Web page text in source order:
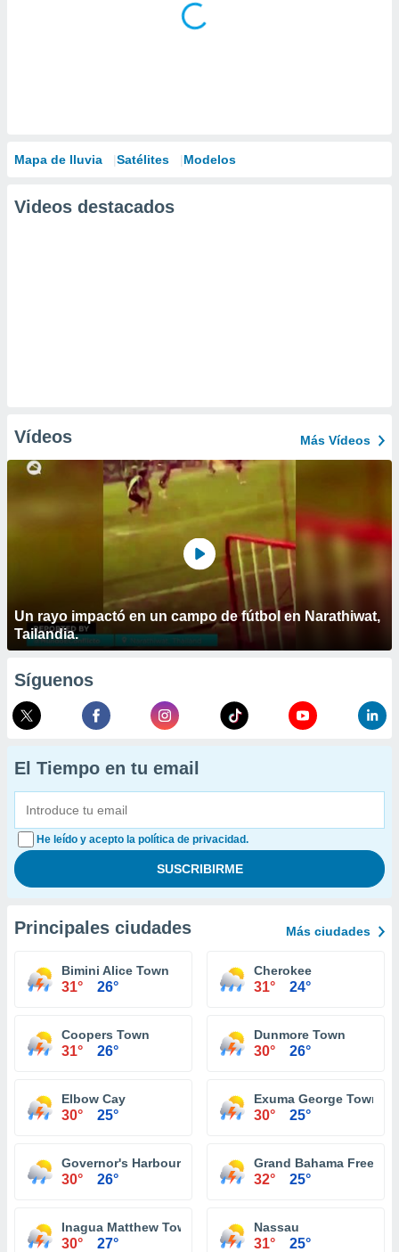
Mapa de lluvia Satélites Modelos
Videos destacados
Vídeos Más Vídeos
Un rayo impactó en un campo de fútbol en Narathiwat,
Tailandia.
Síguenos
El Tiempo en tu email
He leído y acepto la política de privacidad.
Principales ciudades Más ciudades
Bimini Alice Town
31° 26°
Cherokee
31° 24°
Coopers Town
31° 26°
Dunmore Town
30° 26°
Elbow Cay
30° 25°
Exuma George Town
30° 25°
Governor's Harbour
30° 26°
Grand Bahama Freeport
32° 25°
Inagua Matthew Town
30° 27°
Nassau
31° 25°